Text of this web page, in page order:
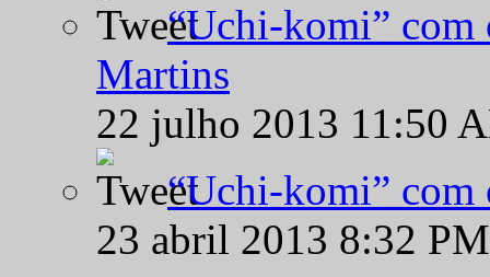
“Uchi-komi” com
Martins
22 julho 2013 11:50
“Uchi-komi” com
23 abril 2013 8:32